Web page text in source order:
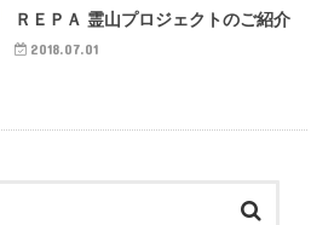
ＲＥＰＡ 霊山プロジェクトのご紹介
2018.07.01